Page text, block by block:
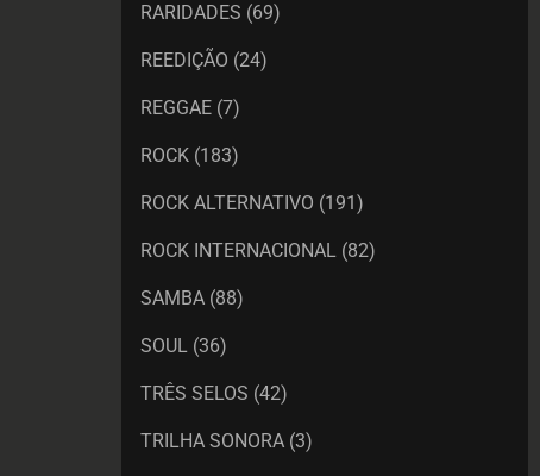
RARIDADES (69)
REEDIÇÃO (24)
REGGAE (7)
ROCK (183)
ROCK ALTERNATIVO (191)
ROCK INTERNACIONAL (82)
SAMBA (88)
SOUL (36)
TRÊS SELOS (42)
TRILHA SONORA (3)